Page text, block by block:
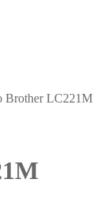
Brother LC221M